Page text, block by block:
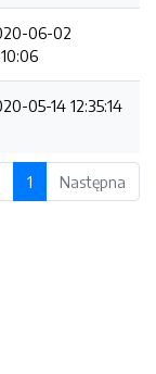
06-02
05-14 12:35:14
1 Następna